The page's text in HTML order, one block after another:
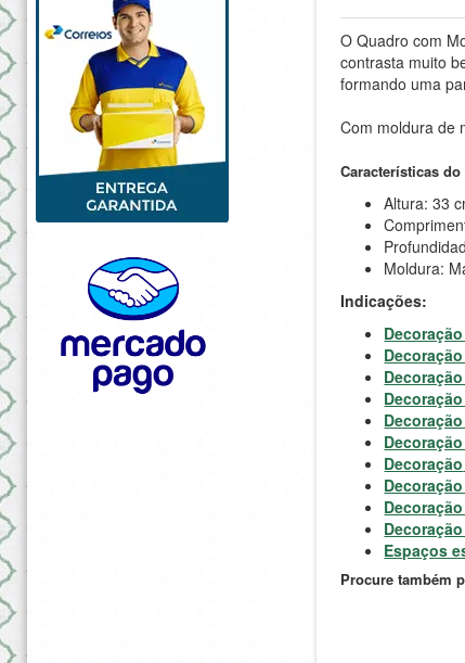
O Quadro com
contrasta muito
formando uma
Com moldura de
Características
Altura: 33
Moldura:
Indicações:
Decoração
Espaços
Procure também